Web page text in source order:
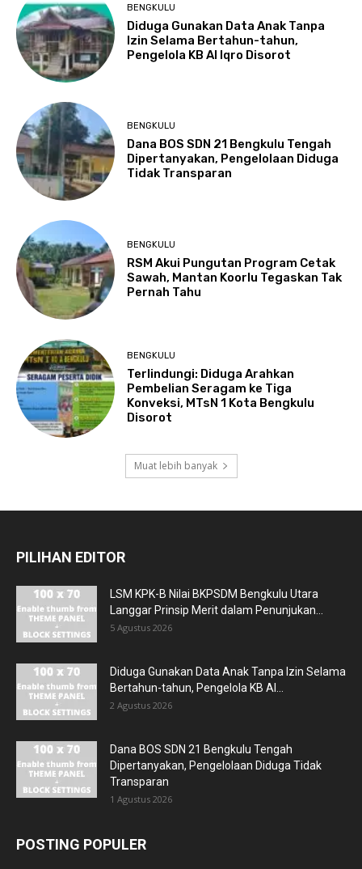
BENGKULU
Diduga Gunakan Data Anak Tanpa
Izin Selama Bertahun-tahun,
Pengelola KB Al Iqro Disorot
BENGKULU
Dana BOS SDN 21 Bengkulu Tengah
Dipertanyakan, Pengelolaan Diduga
Tidak Transparan
BENGKULU
RSM Akui Pungutan Program Cetak
Sawah, Mantan Koorlu Tegaskan Tak
Pernah Tahu
BENGKULU
Terlindungi: Diduga Arahkan
Pembelian Seragam ke Tiga
Konveksi, MTsN 1 Kota Bengkulu
Disorot
Muat lebih banyak
PILIHAN EDITOR
LSM KPK-B Nilai BKPSDM Bengkulu Utara
Langgar Prinsip Merit dalam Penunjukan...
5 Agustus 2026
Diduga Gunakan Data Anak Tanpa Izin Selama
Bertahun-tahun, Pengelola KB Al...
2 Agustus 2026
Dana BOS SDN 21 Bengkulu Tengah
Dipertanyakan, Pengelolaan Diduga Tidak
Transparan
1 Agustus 2026
POSTING POPULER